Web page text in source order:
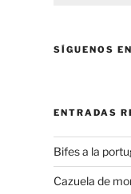
SÍGUENOS
ENTRADAS
Bifes a la
Cazuela de